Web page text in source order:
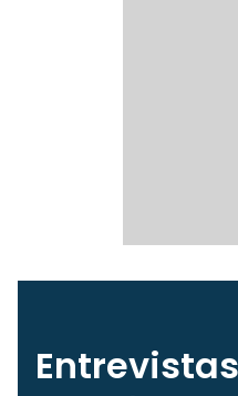
Entrevistas